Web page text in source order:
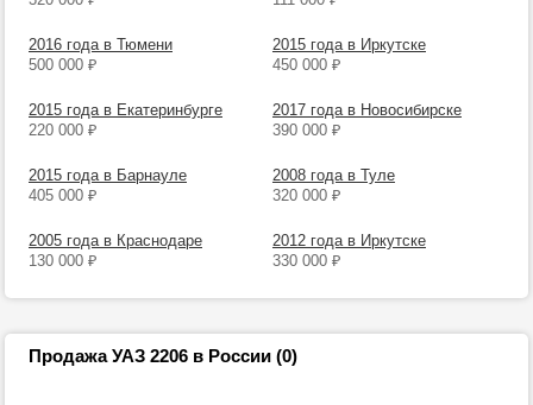
2016 года в Тюмени
500 000 ₽
2015 года в Иркутске
450 000 ₽
2015 года в Екатеринбурге
220 000 ₽
2017 года в Новосибирске
390 000 ₽
2015 года в Барнауле
405 000 ₽
2008 года в Туле
320 000 ₽
2005 года в Краснодаре
130 000 ₽
2012 года в Иркутске
330 000 ₽
Продажа УАЗ 2206 в России (0)